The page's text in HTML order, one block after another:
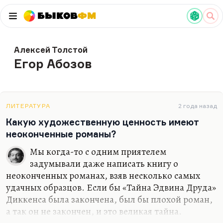
БыковФМ
Алексей Толстой
Егор Абозов
ЛИТЕРАТУРА 2 года назад
Какую художественную ценность имеют
неоконченные романы?
Мы когда-то с одним приятелем
задумывали даже написать книгу о
неоконченных романах, взяв несколько самых
удачных образцов. Если бы «Тайна Эдвина Друда»
Диккенса была закончена, был бы плохой роман,
а так он не закончен, и это великая тайна.